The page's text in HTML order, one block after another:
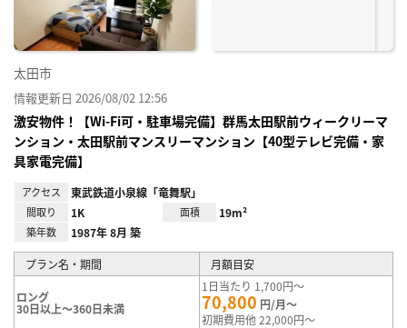
太田市
情報更新日 2026/08/02 12:56
激安物件！【Wi-Fi可・駐車場完備】群馬太田駅前ウィークリーマ
ンション・太田駅前マンスリーマンション【40型テレビ完備・家
具家電完備】
アクセス 東武鉄道小泉線「竜舞駅」
間取り 1K 面積 19m²
築年数 1987年 8月 築
プラン名・期間 月額目安
ロング
30日以上～360日未満
1日当たり 1,700円～
70,800 円/月～
初期費用他 22,000円～